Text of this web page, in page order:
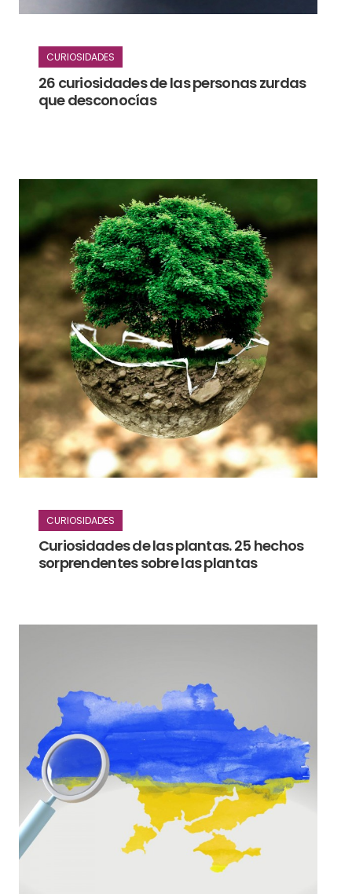
CURIOSIDADES
26 curiosidades de las personas zurdas
que desconocías
CURIOSIDADES
Curiosidades de las plantas. 25 hechos
sorprendentes sobre las plantas